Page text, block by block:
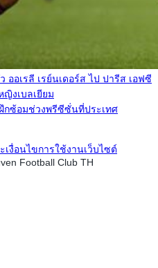
ออเรลี เรย์นเดอร์ส ไป ปารีส เอฟซี
งเบลเยียม
ฝึกซ้อมช่วงพรีซีซั่นที่ประเทศ
งื่อนไขการใช้งานเว็บไซต์
Football Club TH